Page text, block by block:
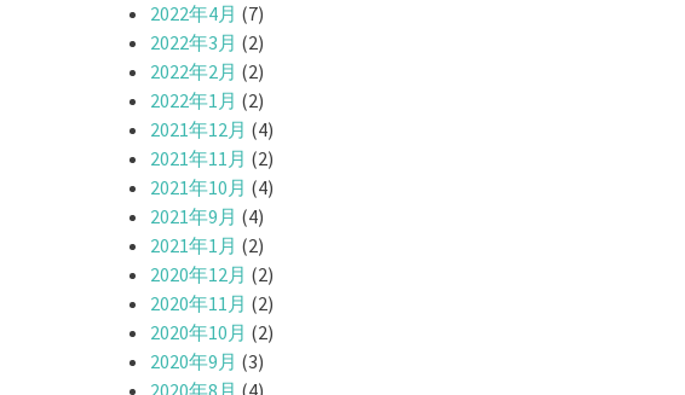
2022年4月 (7)
2022年3月 (2)
2022年2月 (2)
2022年1月 (2)
2021年12月 (4)
2021年11月 (2)
2021年10月 (4)
2021年9月 (4)
2021年1月 (2)
2020年12月 (2)
2020年11月 (2)
2020年10月 (2)
2020年9月 (3)
2020年8月 (4)